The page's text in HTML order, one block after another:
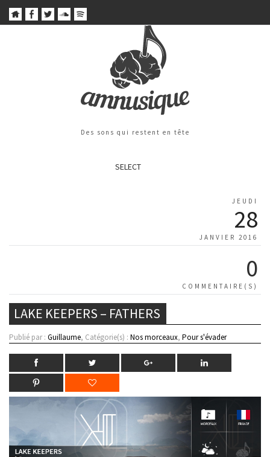
Des sons qui restent en tête
SELECT
JEUDI
28
JANVIER 2016
0
COMMENTAIRE(S)
LAKE KEEPERS – FATHERS
Publié par : Guillaume, Catégorie(s) : Nos morceaux, Pour s'évader